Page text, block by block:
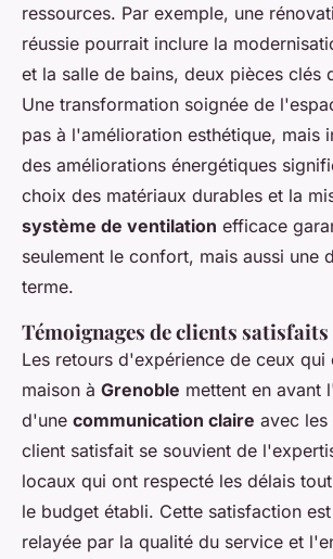
ressources. Par exemple, une
réussie pourrait inclure la
et la salle de bains, deux pièces clés
Une transformation soignée de
pas à l'amélioration esthétique, mais
des améliorations énergétiques
choix des matériaux durables et la
système de ventilation efficace
seulement le confort, mais aussi une
terme.
Témoignages de clients satisfaits
Les retours d'expérience de ceux qui
maison à Grenoble mettent en avant
d'une communication claire avec les
client satisfait se souvient de
locaux qui ont respecté les délais
le budget établi. Cette satisfaction
relayée par la qualité du service et